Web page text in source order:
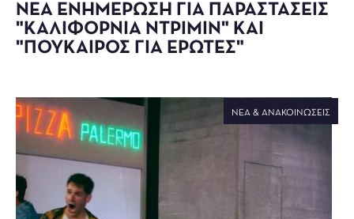
ΝΕΑ ΕΝΗΜΕΡΩΣΗ ΓΙΑ ΠΑΡΑΣΤΑΣΕΙΣ
"ΚΑΛΙΦΟΡΝΙΑ ΝΤΡΙΜΙΝ" ΚΑΙ
"ΠΟΥΚΑΙΡΟΣ ΓΙΑ ΕΡΩΤΕΣ"
ΝΈΑ & ΑΝΑΚΟΙΝΏΣΕΙΣ